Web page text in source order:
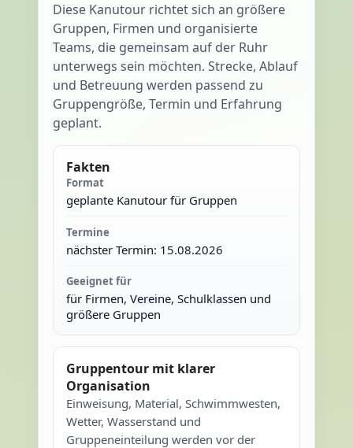
Diese Kanutour richtet sich an größere
Gruppen, Firmen und organisierte
Teams, die gemeinsam auf der Ruhr
unterwegs sein möchten. Strecke, Ablauf
und Betreuung werden passend zu
Gruppengröße, Termin und Erfahrung
geplant.
Fakten
Format
geplante Kanutour für Gruppen
Termine
nächster Termin: 15.08.2026
Geeignet für
für Firmen, Vereine, Schulklassen und
größere Gruppen
Gruppentour mit klarer
Organisation
Einweisung, Material, Schwimmwesten,
Wetter, Wasserstand und
Gruppeneinteilung werden vor der